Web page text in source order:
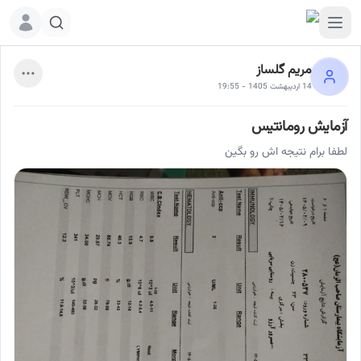
مریم گلساز
14 اردیبهشت 1405 - 19:55
آزمایش رومانتیس
لطفا برام نتیجه اش رو بگین